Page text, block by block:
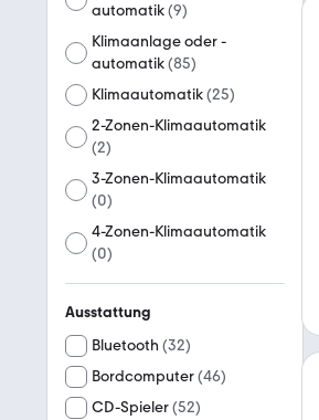
automatik(9)
Klimaanlage oder -
automatik(85)
Klimaautomatik(25)
2-Zonen-Klimaautomatik
(2)
3-Zonen-Klimaautomatik
(0)
4-Zonen-Klimaautomatik
(0)
Ausstattung
Bluetooth (32)
Bordcomputer(46)
CD-Spieler(52)